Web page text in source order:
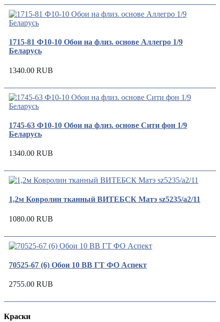
1715-81 Ф10-10 Обои на флиз. основе Аллегро 1/9
Беларусь
1340.00 RUB
1745-63 Ф10-10 Обои на флиз. основе Сити фон 1/9
Беларусь
1340.00 RUB
1,2м Ковролин тканный ВИТЕБСК Матэ sz5235/а2/11
1080.00 RUB
70525-67 (6) Обои 10 ВВ ГТ ФО Аспект
2755.00 RUB
Краски